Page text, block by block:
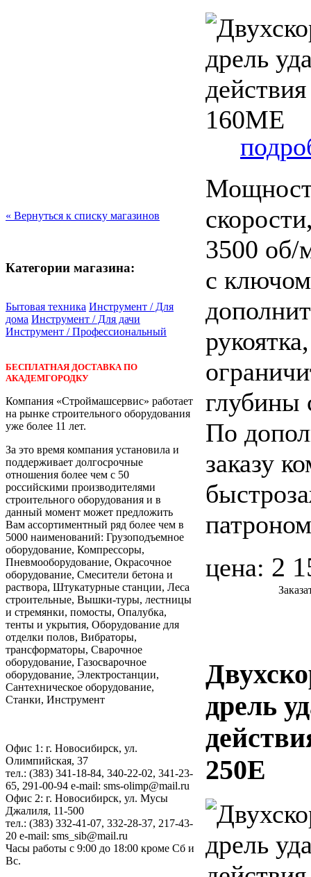
« Вернуться к списку магазинов
Категории магазина:
Бытовая техника Инструмент / Для
дома Инструмент / Для дачи
Инструмент / Профессиональный
БЕСПЛАТНАЯ ДОСТАВКА ПО
АКАДЕМГОРОДКУ
Компания «Строймашсервис» работает
на рынке строительного оборудования
уже более 11 лет.
За это время компания установила и
поддерживает долгосрочные
отношения более чем с 50
российскими производителями
строительного оборудования и в
данный момент может предложить
Вам ассортиментный ряд более чем в
5000 наименований: Грузоподъемное
оборудование, Компрессоры,
Пневмооборудование, Окрасочное
оборудование, Смесители бетона и
раствора, Штукатурные станции, Леса
строительные, Вышки-туры, лестницы
и стремянки, помосты, Опалубка,
тенты и укрытия, Оборудование для
отделки полов, Вибраторы,
трансформаторы, Сварочное
оборудование, Газосварочное
оборудование, Электростанции,
Сантехническое оборудование,
Станки, Инструмент
Офис 1: г. Новосибирск, ул.
Олимпийская, 37
тел.: (383) 341-18-84, 340-22-02, 341-23-
65, 291-00-94 е-mail: sms-olimp@mail.ru
Офис 2: г. Новосибирск, ул. Мусы
Джалиля, 11-500
тел.: (383) 332-41-07, 332-28-37, 217-43-
20 е-mail: sms_sib@mail.ru
Часы работы с 9:00 до 18:00 кроме Сб и
Вс.
3500 об/
с
рукоятка,
глубины
По
заказу
патроном
цена: 2
дрель
250E